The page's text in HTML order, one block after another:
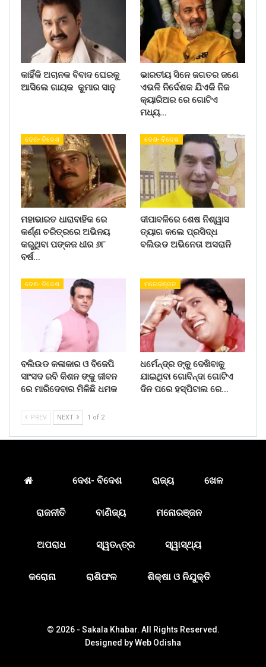
କାହିଁକି ଅଚାନକ ବିବାଦ ଘେରକୁ
ଆସିଲେ ଗାୟକ କୁମାର ସାନୁ
ଭାରତୀୟ ସିନେ ଜଗତର ଜଣେ
ଏଭଳି ନିର୍ଦେଶକ ଯିଏକି ନିଜ
କ୍ୟାରିଅର ରେ ଗୋଟିଏ
ମଧ୍ୟ…
ଦେଶ- ବିଦେଶ
ମହାଭାରତ ଧାରାବାହିକ ରେ
କର୍ଣ୍ଣ ଚରିତ୍ରରେ ଅଭିନୟ
କରୁଥିବା ପଙ୍କଜ ଧୀର ୬୮
ବର୍ଷ…
ଦେଶ- ବିଦେଶ
ଦୀପାବଳିରେ ଶେଷ ନିଶ୍ୱାସ
ତ୍ୟାଗ କଲେ ପ୍ରସିଦ୍ଧ
ବଲିଉଡ ଅଭିନେତା ଅସରାନି
ଦେଶ- ବିଦେଶ
ବଲିଉଡ କଳାକାର ଓ ବିଜେପି
ସାଂସଦ ରବି କିଶନ ଙ୍କୁ ଜୀବନ
ରେ ମାରିଦେବାର ମିଳିଛି ଧମକ
ମନୋରଞ୍ଜନ
ଧର୍ମେନ୍ଦ୍ର ଙ୍କୁ ଦେଖିବାକୁ
ଯାଇଥିବା ଗୋବିନ୍ଦା ଗୋଟିଏ
ଦିନ ପରେ ହସ୍ପିଟାଲ ରେ…
PREV NEXT 1 of 2
ଦେଶ- ବିଦେଶ ରାଜ୍ୟ ଖେଳ
ରାଜନୀତି ବାଣିଜ୍ୟ ମନୋରଞ୍ଜନ
ଅପରାଧ ସ୍ୱତନ୍ତ୍ର ସ୍ୱାସ୍ଥ୍ୟ
କରୋନା ରାଶିଫଳ ଶିକ୍ଷା ଓ ନିଯୁକ୍ତି
© 2026 - Sakala Khabar. All Rights Reserved.
Designed byWeb Odisha